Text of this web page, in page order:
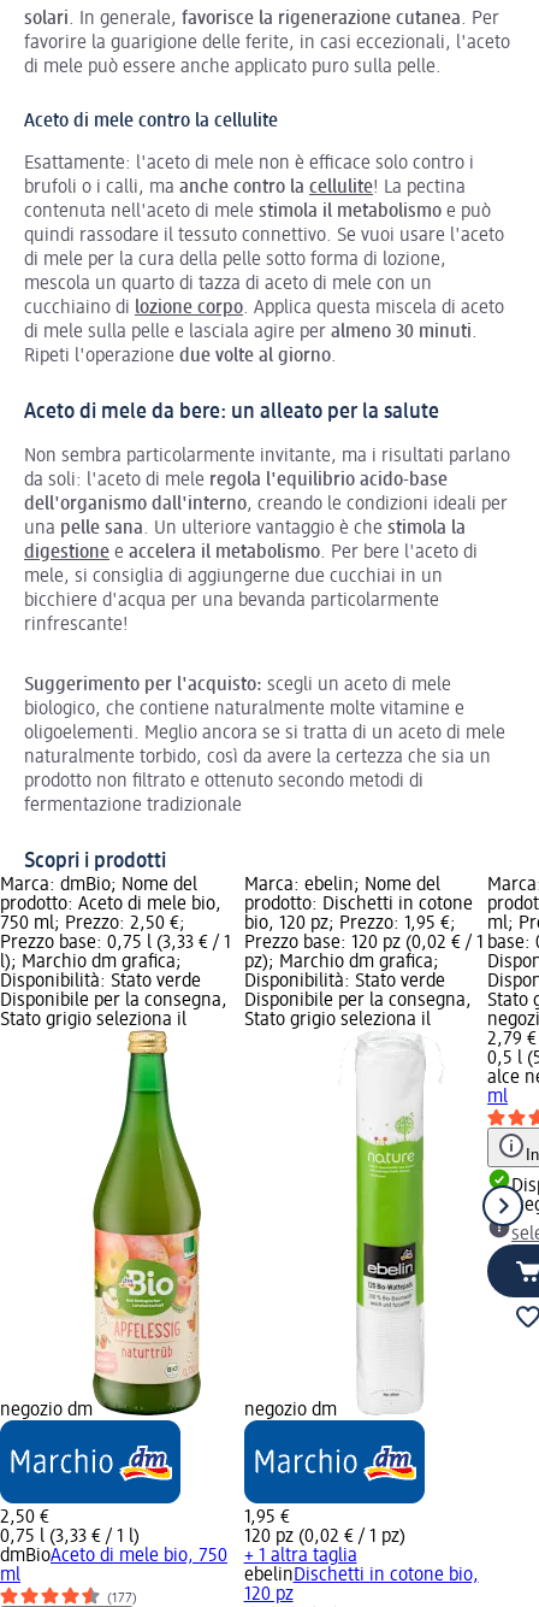
solari. In generale, favorisce la rigenerazione cutanea. Per
favorire la guarigione delle ferite, in casi eccezionali, l'aceto
di mele può essere anche applicato puro sulla pelle.
Aceto di mele contro la cellulite
Esattamente: l'aceto di mele non è efficace solo contro i
brufoli o i calli, ma anche contro la cellulite! La pectina
contenuta nell'aceto di mele stimola il metabolismo e può
quindi rassodare il tessuto connettivo. Se vuoi usare l'aceto
di mele per la cura della pelle sotto forma di lozione,
mescola un quarto di tazza di aceto di mele con un
cucchiaino di lozione corpo. Applica questa miscela di aceto
di mele sulla pelle e lasciala agire per almeno 30 minuti.
Ripeti l'operazione due volte al giorno.
Aceto di mele da bere: un alleato per la salute
Non sembra particolarmente invitante, ma i risultati parlano
da soli: l'aceto di mele regola l'equilibrio acido-base
dell'organismo dall'interno, creando le condizioni ideali per
una pelle sana. Un ulteriore vantaggio è che stimola la
digestione e accelera il metabolismo. Per bere l'aceto di
mele, si consiglia di aggiungerne due cucchiai in un
bicchiere d'acqua per una bevanda particolarmente
rinfrescante!
Suggerimento per l'acquisto: scegli un aceto di mele
biologico, che contiene naturalmente molte vitamine e
oligoelementi. Meglio ancora se si tratta di un aceto di mele
naturalmente torbido, così da avere la certezza che sia un
prodotto non filtrato e ottenuto secondo metodi di
fermentazione tradizionale
Scopri i prodotti
Marca: dmBio; Nome del
prodotto: Aceto di mele bio,
750 ml; Prezzo: 2,50 €;
Prezzo base: 0,75 l (3,33 € / 1
l); Marchio dm grafica;
Disponibilità: Stato verde
Disponibile per la consegna,
Stato grigio seleziona il
negozio dm
2,50 €
0,75 l (3,33 € / 1 l)
dmBioAceto di mele bio, 750
ml
(177)
Marca: ebelin; Nome del
prodotto: Dischetti in cotone
bio, 120 pz; Prezzo: 1,95 €;
Prezzo base: 120 pz (0,02 € / 1
pz); Marchio dm grafica;
Disponibilità: Stato verde
Disponibile per la consegna,
Stato grigio seleziona il
negozio dm
1,95 €
120 pz (0,02 € / 1 pz)
+ 1 altra taglia
ebelinDischetti in cotone bio,
120 pz
ml;
base:
Stato
2,79 €
0,5 l
alce
ml